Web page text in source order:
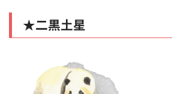
★二黒土星